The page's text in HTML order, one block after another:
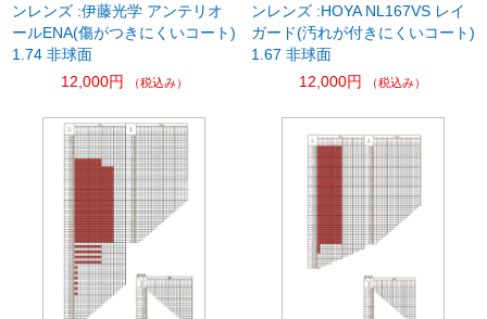
ンレンズ :伊藤光学 アンテリオ
ールENA(傷がつきにくいコート)
1.74 非球面
12,000円
（税込み）
ンレンズ :HOYA NL167VS レイ
ガード(汚れが付きにくいコート)
1.67 非球面
12,000円
（税込み）